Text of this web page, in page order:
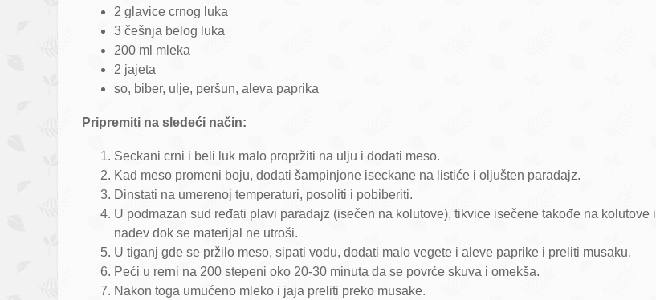
2 glavice crnog luka
3 češnja belog luka
200 ml mleka
2 jajeta
so, biber, ulje, peršun, aleva paprika
Pripremiti na sledeći način:
Seckani crni i beli luk malo propržiti na ulju i dodati meso.
Kad meso promeni boju, dodati šampinjone iseckane na listiće i oljušten paradajz.
Dinstati na umerenoj temperaturi, posoliti i pobiberiti.
U podmazan sud ređati plavi paradajz (isečen na kolutove), tikvice isečene takođe na kolutove i
nadev dok se materijal ne utroši.
U tiganj gde se pržilo meso, sipati vodu, dodati malo vegete i aleve paprike i preliti musaku.
Peći u rerni na 200 stepeni oko 20-30 minuta da se povrće skuva i omekša.
Nakon toga umućeno mleko i jaja preliti preko musake.